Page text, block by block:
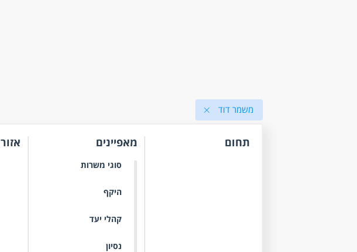
משמר דוד
תחום מאפיינים
סוגי משרות
היקף
קהלי יעד
נסיון
אזור